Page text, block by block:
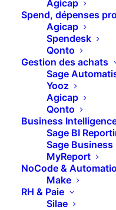
Agicap
Spend, dépenses
Agicap
Spendesk
Qonto
Gestion des achats
Sage
Yooz
Agicap
Qonto
Business
Sage BI
Sage
MyReport
NoCode &
Make
RH & Paie
Silae
Sage Online –
ouverture du PDF